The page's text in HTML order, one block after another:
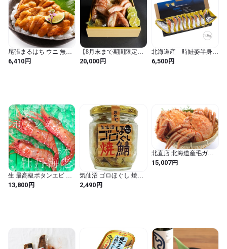
尾張まるはち ウニ 無添
加 ミョウバン不使用
200g 100gx2P 冷凍 刺身
6,410円
【8月末まで期間限定】
橋立港水揚げ毛蟹
20,000円
北海道産 時鮭姿半身切
身 1.2kg【羅臼産海洋
深層水仕込み】低温熟
6,500円
生 最高級ボタンエビ 海
老 北海道産 約60g 大サ
イズ 約5尾 刺身OK 豊洲
13,800円
気仙沼 ゴロほぐし 焼鯖
80g (焼鯖3個)
2,490円
北直店 北海道産毛ガニ
500g前後×2尾 極寒で育
った堅蟹をボイルし急速
15,007円